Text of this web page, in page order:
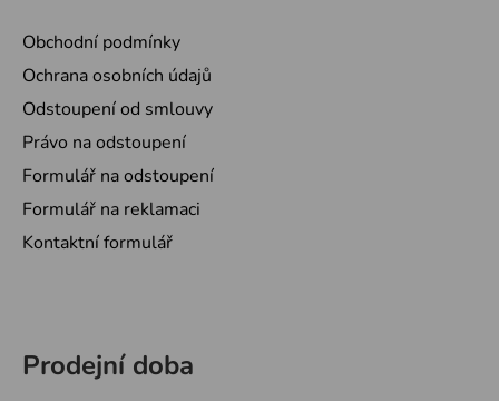
Obchodní podmínky
Ochrana osobních údajů
Odstoupení od smlouvy
Právo na odstoupení
Formulář na odstoupení
Formulář na reklamaci
Kontaktní formulář
Prodejní doba